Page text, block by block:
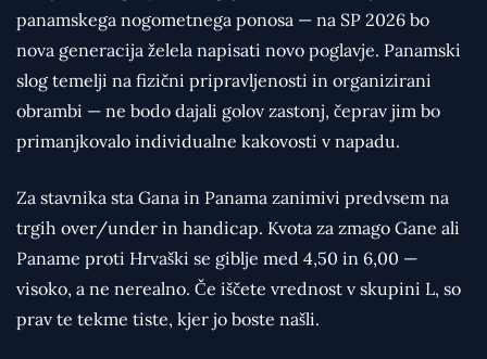
panamskega nogometnega ponosa — na SP 2026 bo
nova generacija želela napisati novo poglavje. Panamski
slog temelji na fizični pripravljenosti in organizirani
obrambi — ne bodo dajali golov zastonj, čeprav jim bo
primanjkovalo individualne kakovosti v napadu.
Za stavnika sta Gana in Panama zanimivi predvsem na
trgih over/under in handicap. Kvota za zmago Gane ali
Paname proti Hrvaški se giblje med 4,50 in 6,00 —
visoko, a ne nerealno. Če iščete vrednost v skupini L, so
prav te tekme tiste, kjer jo boste našli.